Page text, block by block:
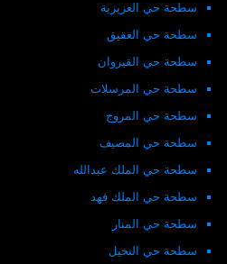
سطحة حي العزيزية
سطحة حي العقيق
سطحة حي القيروان
سطحة حي المرسلات
سطحة حي المروج
سطحة حي المصيف
سطحة حي الملك عبدالله
سطحة حي الملك فهد
سطحة حي المنار
سطحة حي النخيل